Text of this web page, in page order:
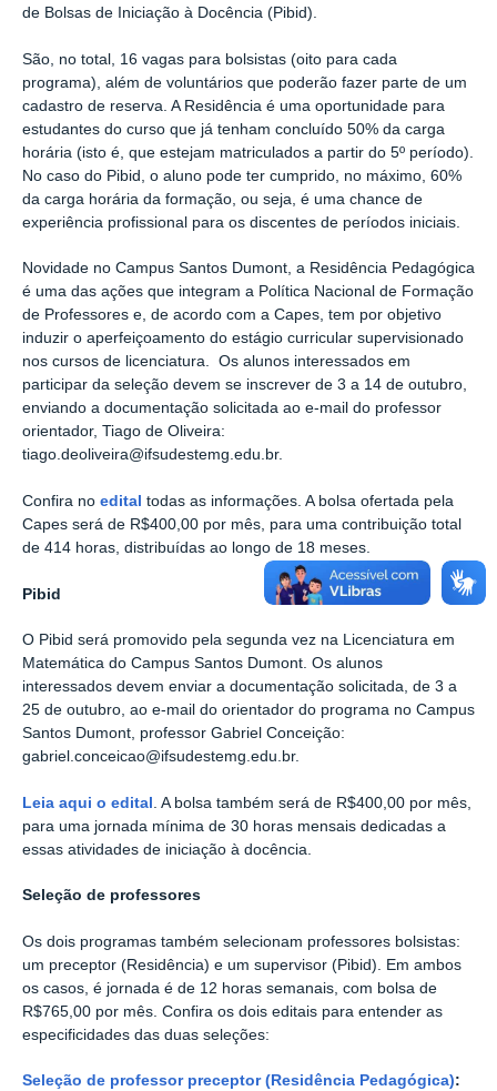
de Bolsas de Iniciação à Docência (Pibid).
São, no total, 16 vagas para bolsistas (oito para cada
programa), além de voluntários que poderão fazer parte de um
cadastro de reserva. A Residência é uma oportunidade para
estudantes do curso que já tenham concluído 50% da carga
horária (isto é, que estejam matriculados a partir do 5º período).
No caso do Pibid, o aluno pode ter cumprido, no máximo, 60%
da carga horária da formação, ou seja, é uma chance de
experiência profissional para os discentes de períodos iniciais.
Novidade no Campus Santos Dumont, a Residência Pedagógica
é uma das ações que integram a Política Nacional de Formação
de Professores e, de acordo com a Capes, tem por objetivo
induzir o aperfeiçoamento do estágio curricular supervisionado
nos cursos de licenciatura. Os alunos interessados em
participar da seleção devem se inscrever de 3 a 14 de outubro,
enviando a documentação solicitada ao e-mail do professor
orientador, Tiago de Oliveira:
tiago.deoliveira@ifsudestemg.edu.br.
Confira no edital todas as informações. A bolsa ofertada pela
Capes será de R$400,00 por mês, para uma contribuição total
de 414 horas, distribuídas ao longo de 18 meses.
Pibid
O Pibid será promovido pela segunda vez na Licenciatura em
Matemática do Campus Santos Dumont. Os alunos
interessados devem enviar a documentação solicitada, de 3 a
25 de outubro, ao e-mail do orientador do programa no Campus
Santos Dumont, professor Gabriel Conceição:
gabriel.conceicao@ifsudestemg.edu.br.
Leia aqui o edital . A bolsa também será de R$400,00 por mês,
para uma jornada mínima de 30 horas mensais dedicadas a
essas atividades de iniciação à docência.
Seleção de professores
Os dois programas também selecionam professores bolsistas:
um preceptor (Residência) e um supervisor (Pibid). Em ambos
os casos, é jornada é de 12 horas semanais, com bolsa de
R$765,00 por mês. Confira os dois editais para entender as
especificidades das duas seleções:
Seleção de professor preceptor (Residência Pedagógica):